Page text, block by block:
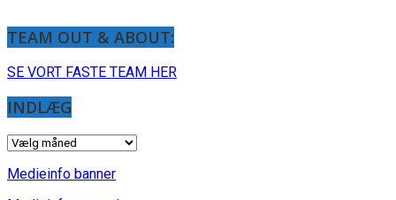
TEAM OUT & ABOUT:
SE VORT FASTE TEAM HER
INDLÆG
INDLÆG
Medieinfo banner